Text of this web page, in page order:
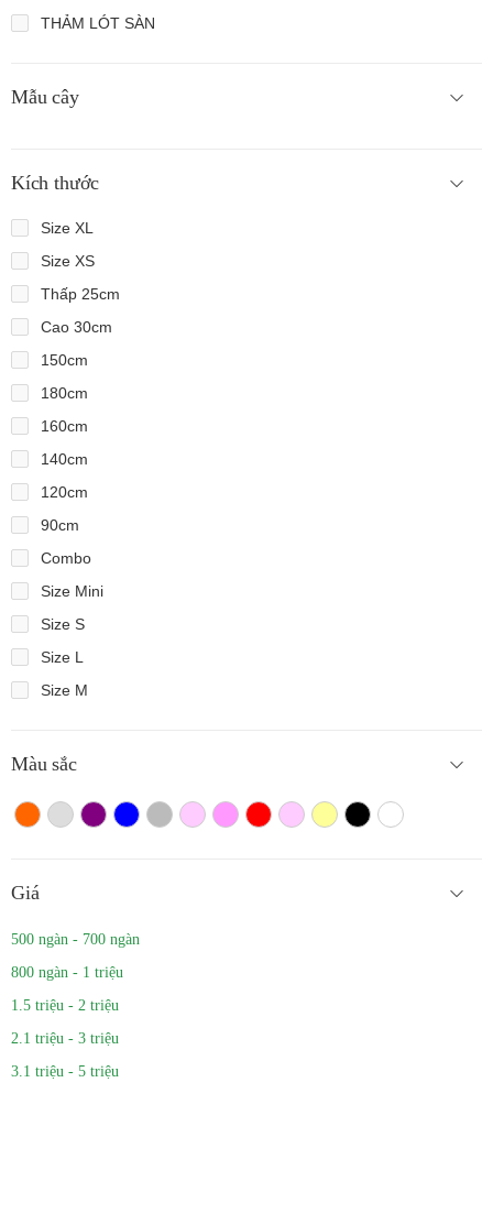
THẢM LÓT SÀN
Mẫu cây
Kích thước
Size XL
Size XS
Thấp 25cm
Cao 30cm
150cm
180cm
160cm
140cm
120cm
90cm
Combo
Size Mini
Size S
Size L
Size M
Màu sắc
Màu camTrắng màu
Tím XanhXám Hồng nhạtHồng đậm
Đỏ HồngVàngMàu đenTrắng
Giá
500 ngàn - 700 ngàn
800 ngàn - 1 triệu
1.5 triệu - 2 triệu
2.1 triệu - 3 triệu
3.1 triệu - 5 triệu